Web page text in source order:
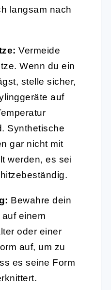
langsam nach
Vermeide
Wenn du ein
stelle sicher,
auf
Synthetische
gar nicht mit
werden, es sei
Bewahre dein
einem
oder einer
auf, um zu
es seine Form